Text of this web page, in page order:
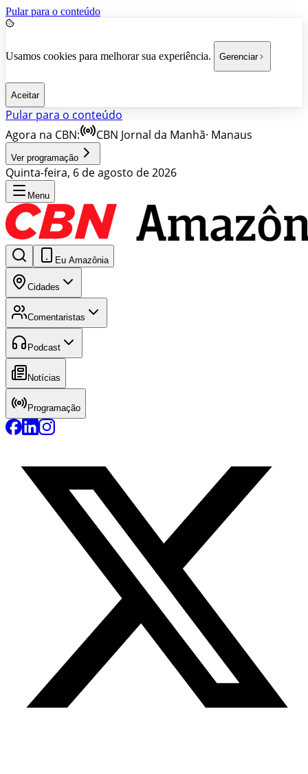
Pular para o conteúdo
Usamos cookies para melhorar sua experiência. Gerenciar
Aceitar
Pular para o conteúdo
Agora na CBN:
CBN Jornal da Manhã· Manaus
Ver programação
Quinta-feira, 6 de agosto de 2026
Menu
Eu Amazônia
Cidades
Comentaristas
Podcast
Notícias
Programação